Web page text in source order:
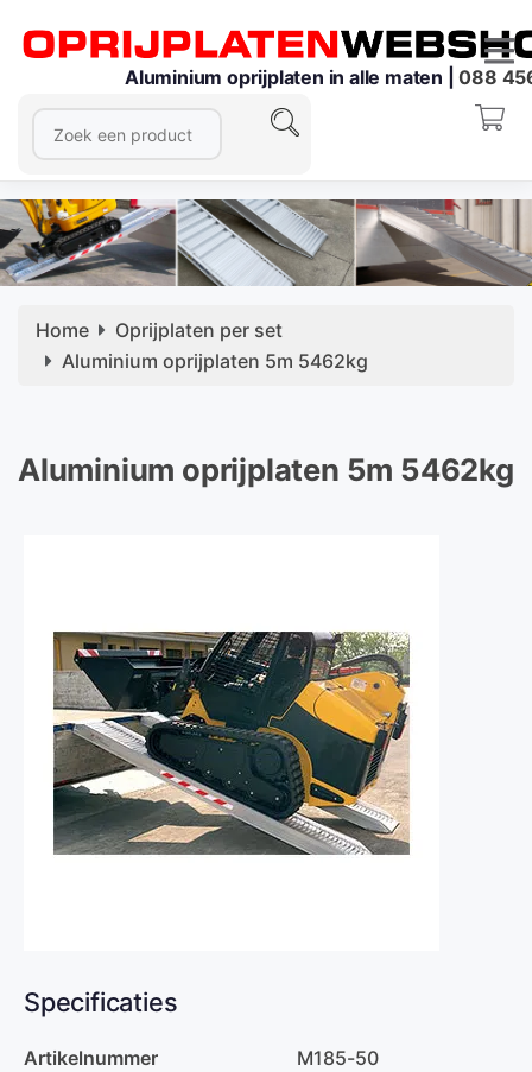
Aluminium oprijplaten in alle maten |088
Home
Oprijplaten per set
Aluminium oprijplaten 5m 5462kg
Aluminium oprijplaten 5m 5462kg
Specificaties
Artikelnummer
M185-50